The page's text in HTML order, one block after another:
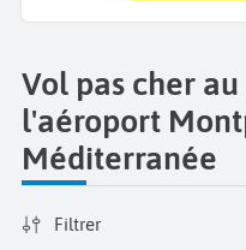
Vol pas cher
l'aéroport
Méditerranée
Filtrer